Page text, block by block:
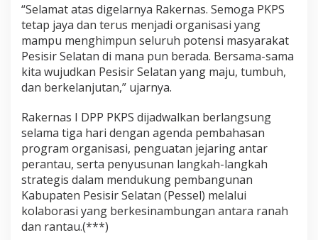
r
c
e
p
a
t
P
m
b
a
n
g
u
a
n
“Selamat atas digelarnya Rakernas. Semoga PKPS
tetap jaya dan terus menjadi organisasi yang
mampu menghimpun seluruh potensi masyarakat
Pesisir Selatan di mana pun berada. Bersama-sama
kita wujudkan Pesisir Selatan yang maju, tumbuh,
dan berkelanjutan,” ujarnya.
Rakernas I DPP PKPS dijadwalkan berlangsung
selama tiga hari dengan agenda pembahasan
program organisasi, penguatan jejaring antar
perantau, serta penyusunan langkah-langkah
strategis dalam mendukung pembangunan
Kabupaten Pesisir Selatan (Pessel) melalui
kolaborasi yang berkesinambungan antara ranah
dan rantau.(***)